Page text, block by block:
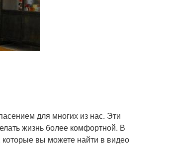
для многих из нас. Эти
жизнь более комфортной. В
вы можете найти в видео